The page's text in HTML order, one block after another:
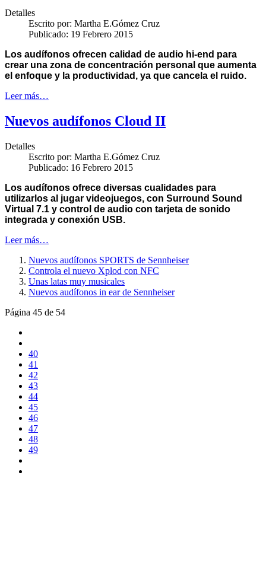
Detalles
Escrito por: Martha E.Gómez Cruz
Publicado: 19 Febrero 2015
Los audífonos ofrecen calidad de audio hi-end para
crear una zona de concentración personal que aumenta
el enfoque y la productividad, ya que cancela el ruido.
Leer más…
Nuevos audífonos Cloud II
Detalles
Escrito por: Martha E.Gómez Cruz
Publicado: 16 Febrero 2015
Los audífonos ofrece diversas cualidades para
utilizarlos al jugar videojuegos, con Surround Sound
Virtual 7.1 y control de audio con tarjeta de sonido
integrada y conexión USB.
Leer más…
Nuevos audífonos SPORTS de Sennheiser
Controla el nuevo Xplod con NFC
Unas latas muy musicales
Nuevos audífonos in ear de Sennheiser
Página 45 de 54
40
41
42
43
44
45
46
47
48
49